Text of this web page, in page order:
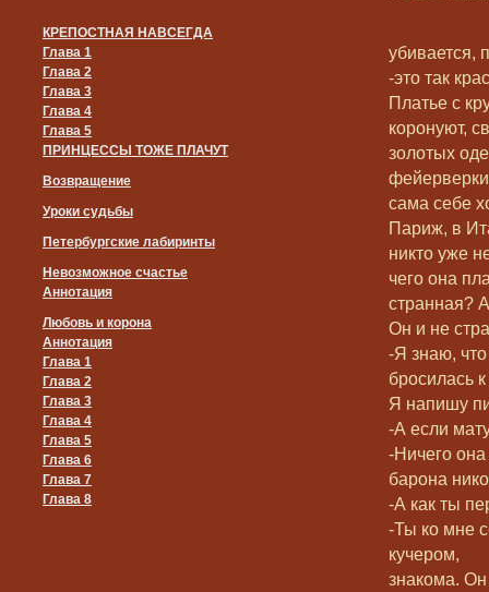
КРЕПОСТНАЯ НАВСЕГДА
Глава 1
Глава 2
Глава 3
Глава 4
Глава 5
ПРИНЦЕССЫ ТОЖЕ ПЛАЧУТ
Возвращение
Уроки судьбы
Петербургские лабиринты
Невозможное счастье
Аннотация
Любовь и корона
Аннотация
Глава 1
Глава 2
Глава 3
Глава 4
Глава 5
Глава 6
Глава 7
Глава 8
убивается,
-это так
Платье с
коронуют,
золотых
сама себе
Париж, в
никто уже
чего она
странная?
Он и не
-Я знаю, что
бросилась к
Я напишу
-А если
-Ничего
барона
-А как ты
-Ты ко мне
кучером,
знакома. Он